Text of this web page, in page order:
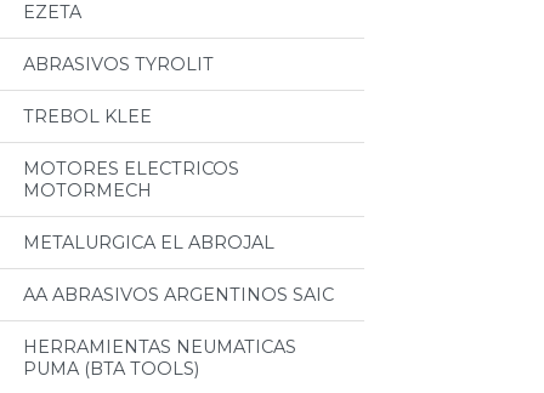
EZETA
ABRASIVOS TYROLIT
TREBOL KLEE
MOTORES ELECTRICOS
MOTORMECH
METALURGICA EL ABROJAL
AA ABRASIVOS ARGENTINOS SAIC
HERRAMIENTAS NEUMATICAS
PUMA (BTA TOOLS)